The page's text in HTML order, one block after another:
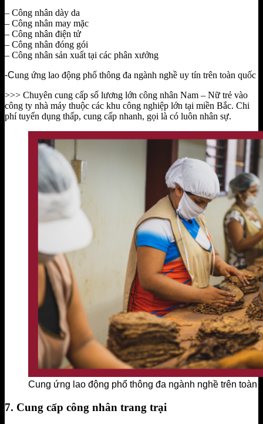
– Công nhân dày da
– Công nhân may mặc
– Công nhân điện tử
– Công nhân đóng gói
– Công nhân sản xuất tại các phân xưởng
-Cung ứng lao động phổ thông đa ngành nghề uy tín trên toàn quốc
>>> Chuyên cung cấp số lương lớn công nhân Nam – Nữ trẻ vào
công ty nhà máy thuộc các khu công nghiệp lớn tại miền Bắc. Chi
phí tuyển dụng thấp, cung cấp nhanh, gọi là có luôn nhân sự.
Cung ứng lao động phổ thông đa ngành nghề trên toàn
7. Cung cấp công nhân trang trại